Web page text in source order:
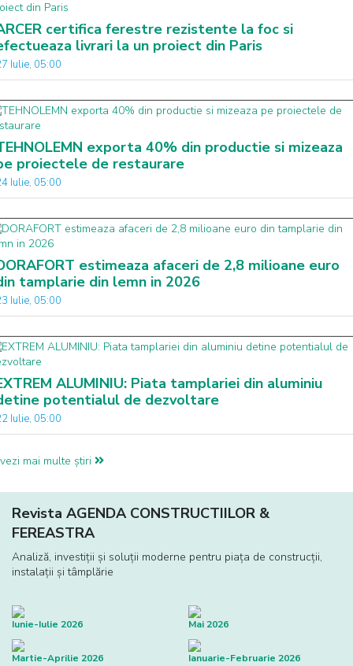
certifica ferestre rezistente la foc si
livrari la un proiect din Paris
Iulie, 05:00
exporta 40% din productie si mizeaza
proiectele de restaurare
Iulie, 05:00
estimeaza afaceri de 2,8 milioane euro
tamplarie din lemn in 2026
Iulie, 05:00
ALUMINIU: Piata tamplariei din aluminiu
potentialul de dezvoltare
Iulie, 05:00
vezi mai multe știri
Revista AGENDA CONSTRUCTIILOR &
FEREASTRA
Analiză, investiţii și soluţii moderne pentru piaţa de construcţii,
instalaţii și tâmplărie
Iunie-Iulie 2026 Mai 2026
Martie-Aprilie 2026 Ianuarie-Februarie 2026